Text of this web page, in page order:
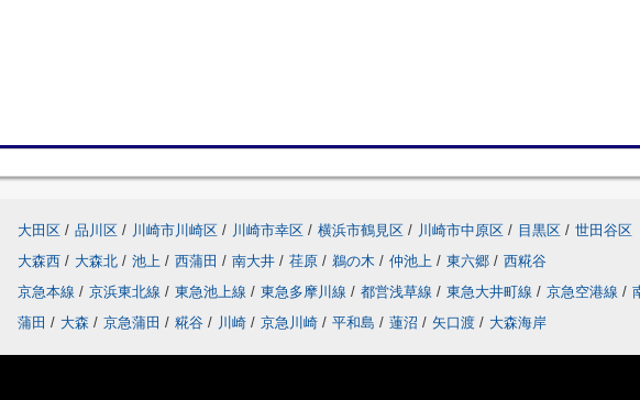
大田区 / 品川区 / 川崎市川崎区 / 川崎市幸区 / 横浜市鶴見区 / 川崎市中原区 / 目黒区 / 世田谷区
大森西 / 大森北 / 池上 / 西蒲田 / 南大井 / 荏原 / 鵜の木 / 仲池上 / 東六郷 / 西糀谷
京急本線 / 京浜東北線 / 東急池上線 / 東急多摩川線 / 都営浅草線 / 東急大井町線 / 京急空港線 /
蒲田 / 大森 / 京急蒲田 / 糀谷 / 川崎 / 京急川崎 / 平和島 / 蓮沼 / 矢口渡 / 大森海岸